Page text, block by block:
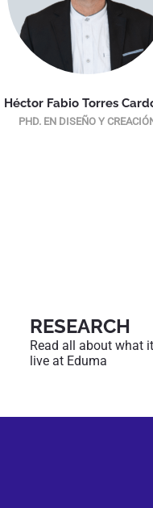
Héctor Fabio Torres
PHD. EN DISEÑO Y
RESEARCH
Read all about what
live at Eduma